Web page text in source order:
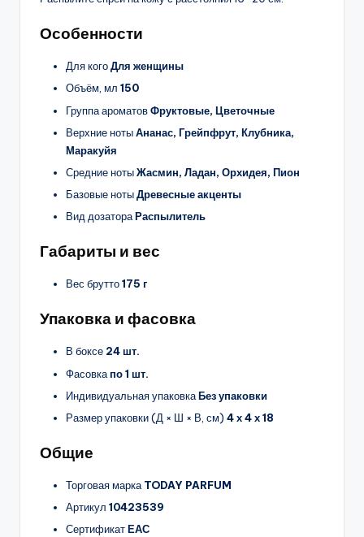
Особенности
Для когоДля женщины
Объём, мл 150
Группа ароматовФруктовые, Цветочные
Верхние нотыАнанас, Грейпфрут, Клубника,
Маракуйя
Средние нотыЖасмин, Ладан, Орхидея, Пион
Базовые нотыДревесные акценты
Вид дозатораРаспылитель
Габариты и вес
Вес брутто175 г
Упаковка и фасовка
В боксе 24 шт.
Фасовкапо 1 шт.
Индивидуальная упаковкаБез упаковки
Размер упаковки (Д × Ш × В, см) 4 х 4 х 18
Общие
Торговая марка TODAY PARFUM
Артикул 10423539
СертификатЕАС